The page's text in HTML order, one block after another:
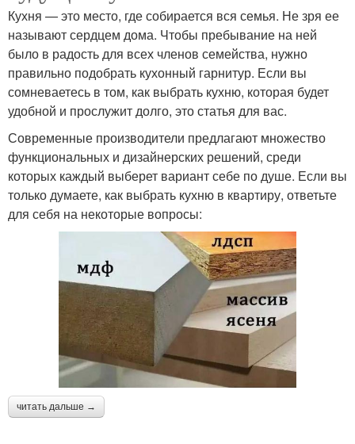
Кухня — это место, где собирается вся семья. Не зря ее
называют сердцем дома. Чтобы пребывание на ней
было в радость для всех членов семейства, нужно
правильно подобрать кухонный гарнитур. Если вы
сомневаетесь в том, как выбрать кухню, которая будет
удобной и прослужит долго, это статья для вас.
Современные производители предлагают множество
функциональных и дизайнерских решений, среди
которых каждый выберет вариант себе по душе. Если вы
только думаете, как выбрать кухню в квартиру, ответьте
для себя на некоторые вопросы:
читать дальше →